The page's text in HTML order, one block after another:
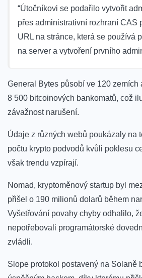
“Útočníkovi se podařilo vytvořit
přes administrativní rozhraní CAS
URL na stránce, která se používá
na server a vytvoření prvního
General Bytes působí ve 120 zemích
8 500 bitcoinových bankomatů, což
závažnost narušení.
Údaje z různých webů poukázaly na
počtu krypto podvodů kvůli poklesu
však trendu vzpírají.
Nomad, kryptoměnový startup byl
přišel o 190 milionů dolarů během
Vyšetřování povahy chyby odhalilo,
nepotřebovali programátorské
zvládli.
Slope protokol postavený na Solaně